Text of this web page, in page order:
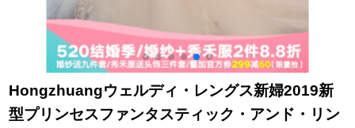
Hongzhuangウェルディ・レングス新婦2019新
型プリンセスファンタスティック・アンド・リン